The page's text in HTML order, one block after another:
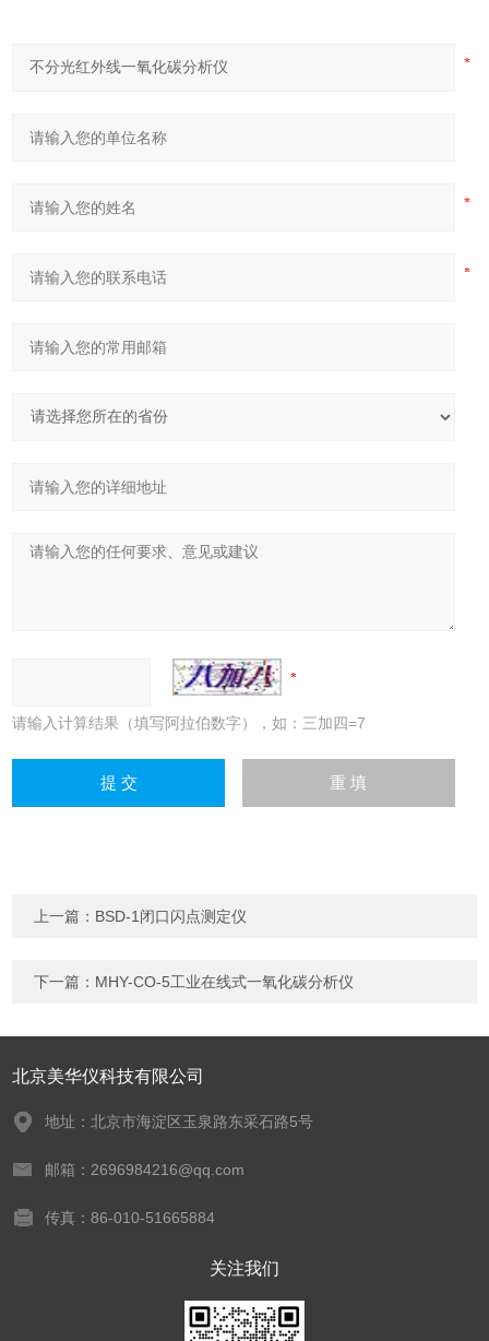
请输入计算结果（填写阿拉伯数字），如：三加四=7
上一篇： BSD-1闭口闪点测定仪
下一篇： MHY-CO-5工业在线式一氧化碳分析仪
北京美华仪科技有限公司
地址：北京市海淀区玉泉路东采石路5号
邮箱：2696984216@qq.com
传真：86-010-51665884
关注我们